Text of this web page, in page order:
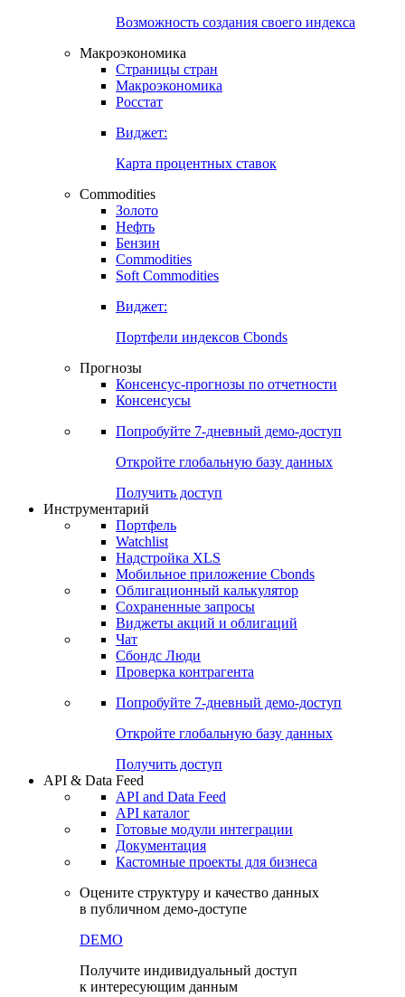
Возможность создания своего индекса
Макроэкономика
Страницы стран
Макроэкономика
Росстат
Виджет:
Карта процентных ставок
Commodities
Золото
Нефть
Бензин
Commodities
Soft Commodities
Виджет:
Портфели индексов Cbonds
Прогнозы
Консенсус-прогнозы по отчетности
Консенсусы
Попробуйте 7-дневный демо-доступ
Откройте глобальную базу данных
Получить доступ
Инструментарий
Портфель
Watchlist
Надстройка XLS
Мобильное приложение Cbonds
Облигационный калькулятор
Сохраненные запросы
Виджеты акций и облигаций
Чат
Сбондс Люди
Проверка контрагента
Попробуйте 7-дневный демо-доступ
Откройте глобальную базу данных
Получить доступ
API & Data Feed
API and Data Feed
API каталог
Готовые модули интеграции
Документация
Кастомные проекты для бизнеса
Оцените структуру и качество данных
в публичном демо-доступе
DEMO
Получите индивидуальный доступ
к интересующим данным